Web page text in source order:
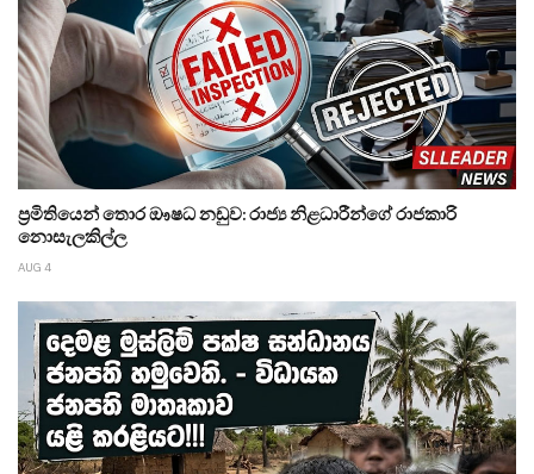
ප්‍රමිතියෙන් තොර ඖෂධ නඩුව: රාජ්‍ය නිළධාරීන්ගේ රාජකාරි
නොසැලකිල්ල
AUG 4